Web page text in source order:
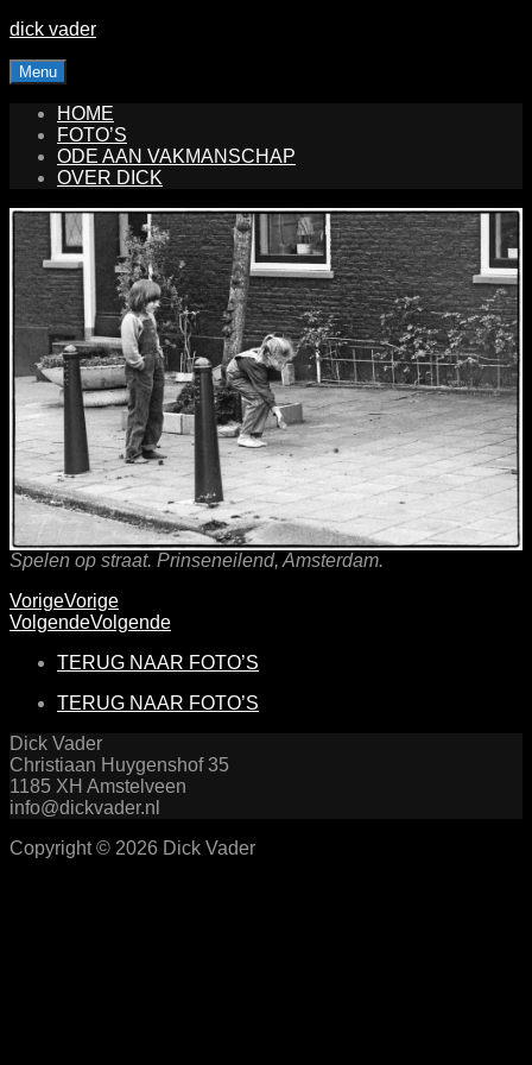
Skip
content
dick vader
Menu
HOME
FOTO’S
ODE AAN VAKMANSCHAP
OVER DICK
Spelen op straat. Prinseneilend, Amsterdam.
VorigeVorige
VolgendeVolgende
TERUG NAAR FOTO’S
TERUG NAAR FOTO’S
Dick Vader
Christiaan Huygenshof 35
1185 XH Amstelveen
info@dickvader.nl
Copyright © 2026 Dick Vader